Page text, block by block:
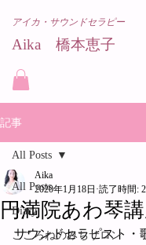
Aika 橋本恵子​
アイカ・サウンドセラピー
記事
All Posts
Diary
こころねのみちサロン
All Posts
円満院あわ琴
Aika
2020年1月18日 読了時間:
サウンドセラピスト・